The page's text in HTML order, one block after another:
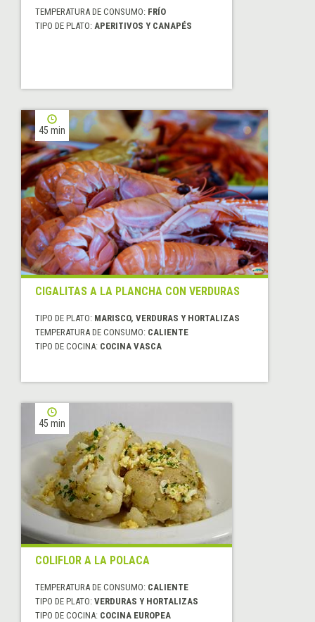
TEMPERATURA DE CONSUMO: FRÍO
TIPO DE PLATO: APERITIVOS Y CANAPÉS
45 min
CIGALITAS A LA PLANCHA CON VERDURAS
TIPO DE PLATO: MARISCO, VERDURAS Y HORTALIZAS
TEMPERATURA DE CONSUMO: CALIENTE
TIPO DE COCINA: COCINA VASCA
45 min
COLIFLOR A LA POLACA
TEMPERATURA DE CONSUMO: CALIENTE
TIPO DE PLATO: VERDURAS Y HORTALIZAS
TIPO DE COCINA: COCINA EUROPEA